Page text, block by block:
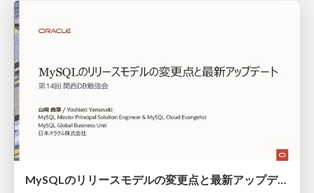
MySQLのリリースモデルの変更点と最新アップデート / MySQLNewReleaseModel